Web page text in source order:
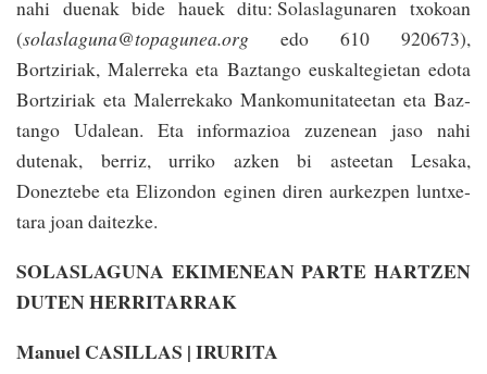
nahi duenak bide hauek ditu: Solaslagunaren txokoan
(solaslagu­na@­topagunea.org edo 610 920673),
Bortziriak, Male­rreka eta Baztango euskaltegietan edota
Bortzi­r­iak eta Malerrekako Mankomu­nitateetan eta Baz­
tango Udalean. Eta informazioa zuzenean jaso nahi
dutenak, berriz, urriko azken bi asteetan Lesaka,
Doneztebe eta Elizondon eginen diren aurkez­pen luntxe­
tara joan daitezke.
SOLASLAGUNA EKIMENEAN PARTE HARTZEN
DUTEN HERRITARRAK
Manuel CASILLAS | IRURITA